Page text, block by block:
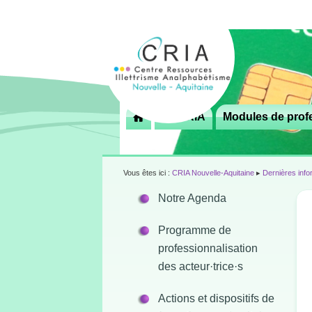
principal Le CRIA Modules de
Vous êtes ici : CRIA Nouvelle-Aquitaine ▸ Dernières
Notre Agenda
Programme de
professionnalisation
des acteur·trice·s
Actions et dispositifs de